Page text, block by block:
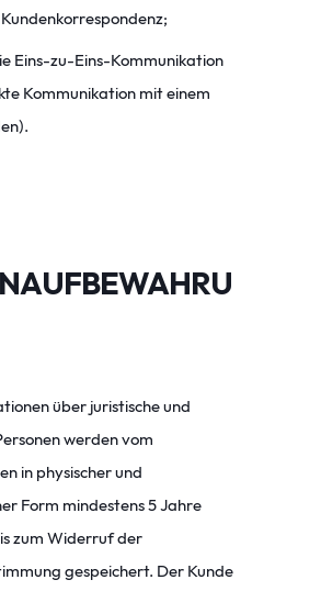
;
Eins-zu-Eins-Kommunikation
Kommunikation mit einem
.
über juristische und
werden vom
in physischer und
Form mindestens 5 Jahre
zum Widerruf der
gespeichert. Der Kunde